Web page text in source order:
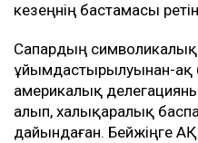
кезеңнің бастамасы
Сапардың
ұйымдастырылуынан-ақ
америкалық
алып, халықаралық
дайындаған. Бейжіңге